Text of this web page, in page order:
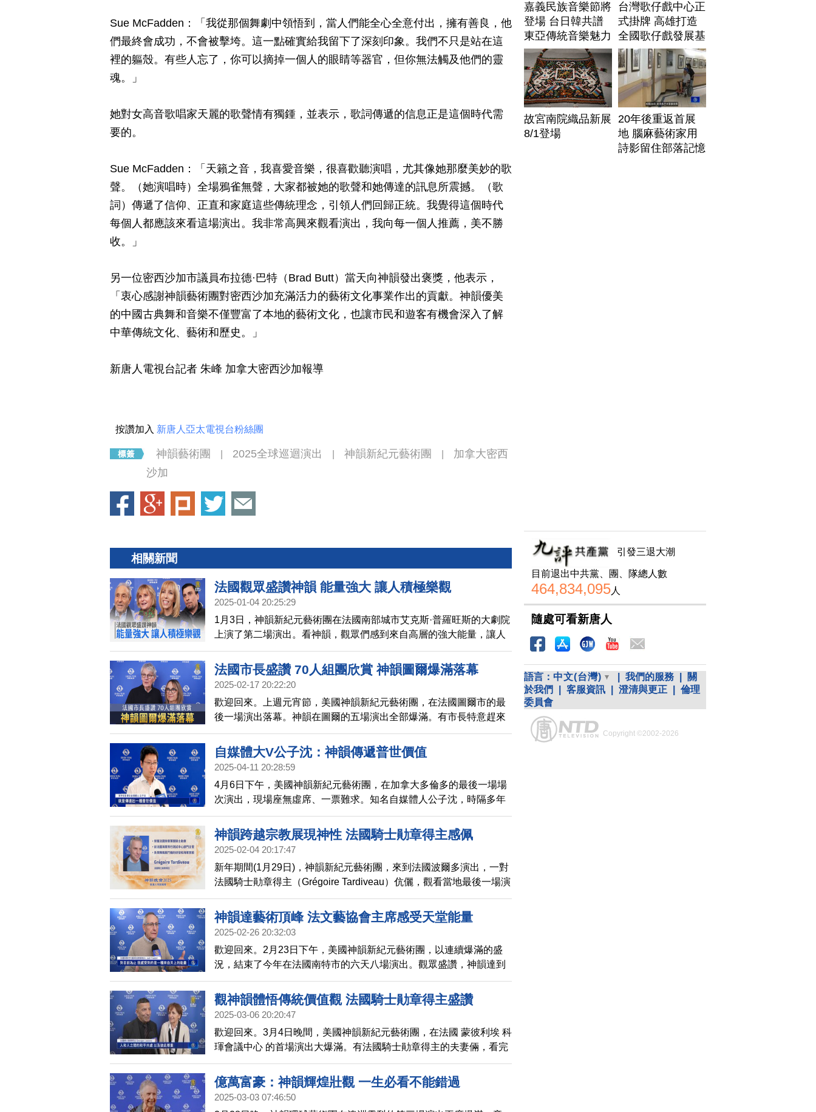
Sue McFadden：「我從那個舞劇中領悟到，當人們能全心全意付出，擁有善良，他
們最終會成功，不會被擊垮。這一點確實給我留下了深刻印象。我們不只是站在這
裡的軀殼。有些人忘了，你可以摘掉一個人的眼睛等器官，但你無法觸及他們的靈
魂。」
她對女高音歌唱家天麗的歌聲情有獨鍾，並表示，歌詞傳遞的信息正是這個時代需
要的。
Sue McFadden：「天籟之音，我喜愛音樂，很喜歡聽演唱，尤其像她那麼美妙的歌
聲。（她演唱時）全場鴉雀無聲，大家都被她的歌聲和她傳達的訊息所震撼。（歌
詞）傳遞了信仰、正直和家庭這些傳統理念，引領人們回歸正統。我覺得這個時代
每個人都應該來看這場演出。我非常高興來觀看演出，我向每一個人推薦，美不勝
收。」
另一位密西沙加市議員布拉德·巴特（Brad Butt）當天向神韻發出褒獎，他表示，
「衷心感謝神韻藝術團對密西沙加充滿活力的藝術文化事業作出的貢獻。神韻優美
的中國古典舞和音樂不僅豐富了本地的藝術文化，也讓市民和遊客有機會深入了解
中華傳統文化、藝術和歷史。」
新唐人電視台記者 朱峰 加拿大密西沙加報導
按讚加入 新唐人亞太電視台粉絲團
神韻藝術團 2025全球巡迴演出 神韻新紀元藝術團
加拿大密西
沙加
相關新聞
法國觀眾盛讚神韻 能量強大 讓人積極樂觀
2025-01-04 20:25:29
1月3日，神韻新紀元藝術團在法國南部城市艾克斯·普羅旺斯的大劇院
上演了第二場演出。看神韻，觀眾們感到來自高層的強大能量，讓人
輕盈無比，積極樂觀。
法國市長盛讚 70人組團欣賞 神韻圖爾爆滿落幕
2025-02-17 20:22:20
歡迎回來。上週元宵節，美國神韻新紀元藝術團，在法國圖爾市的最
後一場演出落幕。神韻在圖爾的五場演出全部爆滿。有市長特意趕來
欣賞神韻風采，也有觀眾往年看了演出後，感佩神韻的美好，帶了70
名友人再來欣賞。
自媒體大V公子沈：神韻傳遞普世價值
2025-04-11 20:28:59
4月6日下午，美國神韻新紀元藝術團，在加拿大多倫多的最後一場場
次演出，現場座無虛席、一票難求。知名自媒體人公子沈，時隔多年
再次觀賞神韻，對演出有了更多新的體悟；他讚揚神韻通過全球巡
迴，將傳統中華文化的精髓，傳遞給西方社會，是對現代文明的貢
獻。
神韻跨越宗教展現神性 法國騎士勛章得主感佩
2025-02-04 20:17:47
新年期間(1月29日)，神韻新紀元藝術團，來到法國波爾多演出，一對
法國騎士勛章得主（Grégoire Tardiveau）伉儷，觀看當地最後一場演
出後，被神韻高超的技藝所震撼，並對神韻在當今社會致力於復興傳
統，相當欽佩。
神韻達藝術頂峰 法文藝協會主席感受天堂能量
2025-02-26 20:32:03
歡迎回來。2月23日下午，美國神韻新紀元藝術團，以連續爆滿的盛
況，結束了今年在法國南特市的六天八場演出。觀眾盛讚，神韻達到
了藝術的最高頂峰，其美好內涵，讓他們感受到愛和幸福，以及與天
堂的連結。
觀神韻體悟傳統價值觀 法國騎士勛章得主盛讚
2025-03-06 20:20:47
歡迎回來。3月4日晚間，美國神韻新紀元藝術團，在法國 蒙彼利埃 科
琿會議中心 的首場演出大爆滿。有法國騎士勛章得主的夫妻倆，看完
演出後、盛讚神韻如夢如幻、美妙無比。他們表示在神韻所展現的傳
統價值觀中找到了共鳴。
億萬富豪：神韻輝煌壯觀 一生必看不能錯過
2025-03-03 07:46:50
嘉義民族音樂節將
登場 台日韓共譜
東亞傳統音樂魅力
台灣歌仔戲中心正
式掛牌 高雄打造
全國歌仔戲發展基
地
故宮南院織品新展
8/1登場
20年後重返首展
地 腦麻藝術家用
詩影留住部落記憶
引發三退大潮
目前退出中共黨、團、隊總人數
464,834,095人
隨處可看新唐人
語言： 中文(台灣) 我們的服務
關
於我們
客服資訊 澄清與更正
倫理
委員會
Copyright ©2002-2026